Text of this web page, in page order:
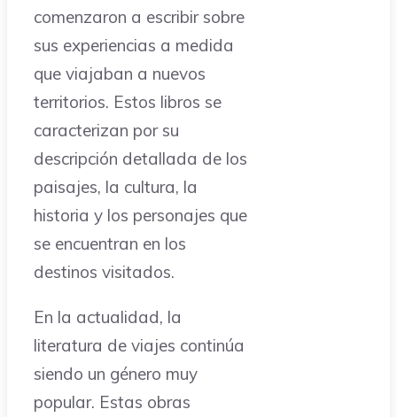
comenzaron a escribir sobre
sus experiencias a medida
que viajaban a nuevos
territorios. Estos libros se
caracterizan por su
descripción detallada de los
paisajes, la cultura, la
historia y los personajes que
se encuentran en los
destinos visitados.
En la actualidad, la
literatura de viajes continúa
siendo un género muy
popular. Estas obras